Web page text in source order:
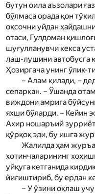
бутун оила аъзолари
бўлмаса орада қон
оқсочни уйдан
отаси, Гулдоман
шуғулланувчи кекса
лаш-лушини автобусга
Ҳозиргача унинг ўлик-
– Алам қилади, –
сепаркан. – Ўшанда
виждони амрига
яхши бўларди. – Кейин
Ахир ношаръий
қўрқоқ эди, бу ишга
Жалилда ҳам
хотинчаларининг
уйқуга кетганида
йиғиштириб, бу ердан
– У ўзини оқлаш